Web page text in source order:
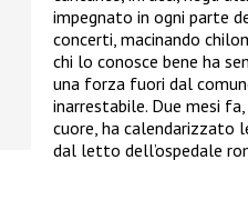
impegnato in ogni parte
concerti, macinando
chi lo conosce bene ha
una forza fuori dal
inarrestabile. Due mesi
cuore, ha calendarizzato
dal letto dell’ospedale